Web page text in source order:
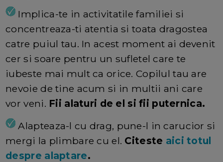
Implica-te in activitatile familiei si
concentreaza-ti atentia si toata dragostea
catre puiul tau. In acest moment ai devenit
cer si soare pentru un sufletel care te
iubeste mai mult ca orice. Copilul tau are
nevoie de tine acum si in multii ani care
vor veni. Fii alaturi de el si fii puternica.
Alapteaza-l cu drag, pune-l in carucior si
mergi la plimbare cu el. Citeste aici totul
despre alaptare.